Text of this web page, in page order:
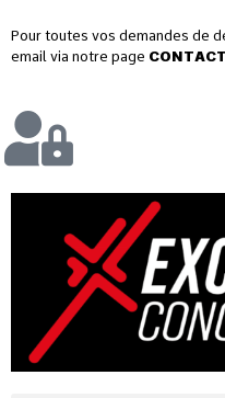
Pour toutes vos demandes de
email via notre page CONTACT